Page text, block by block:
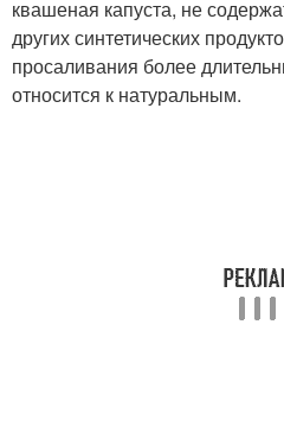
квашеная капуста, не
других синтетических
просаливания более
относится к натуральным.